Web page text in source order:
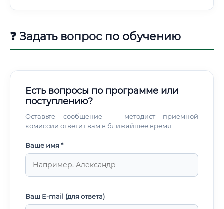
❓ Задать вопрос по обучению
Есть вопросы по программе или
поступлению?
Оставьте сообщение — методист приемной
комиссии ответит вам в ближайшее время.
Ваше имя *
Ваш E-mail (для ответа)